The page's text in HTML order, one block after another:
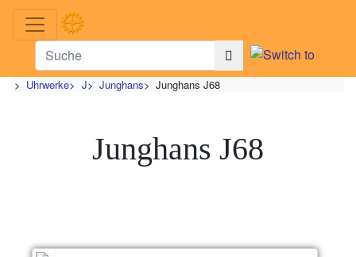
> Uhrwerke> J> Junghans> Junghans J68
Junghans J68